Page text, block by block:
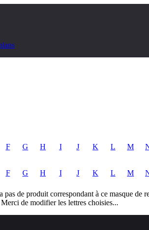
F G H I J K L M
F G H I J K L M
pas de produit correspondant à ce masque de
Merci de modifier les lettres choisies...